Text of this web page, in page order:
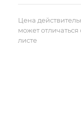
Цена
может
листе